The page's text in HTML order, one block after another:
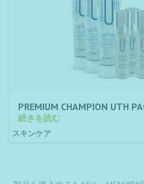
PREMIUM CHAMPION UTH
続きを読む
スキンケア
製品を購入するたびに、M5M℠財